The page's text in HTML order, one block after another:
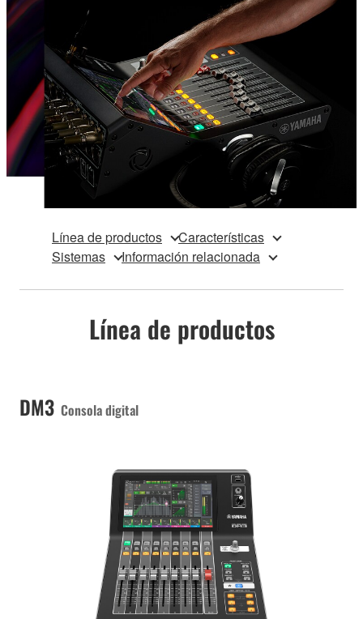
Línea de productos
Características
Sistemas
Información relacionada
Línea de productos
DM3 Consola digital